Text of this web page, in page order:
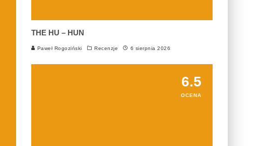
THE HU – HUN
Paweł Rogoziński Recenzje 6 sierpnia 2026
6.5
OCENA